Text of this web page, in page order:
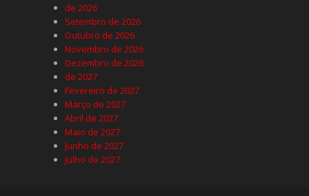
de 2026
Setembro de 2026
Outubro de 2026
Novembro de 2026
Dezembro de 2026
de 2027
Fevereiro de 2027
Março de 2027
Abril de 2027
Maio de 2027
Junho de 2027
Julho de 2027